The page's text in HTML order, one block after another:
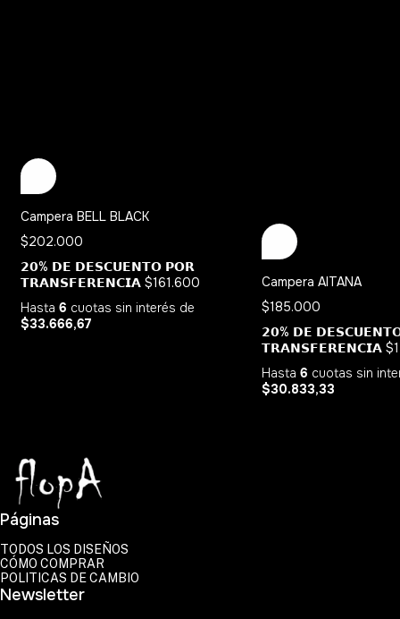
Campera BELL BLACK
$202.000
𝟮𝟬% 𝗗𝗘 𝗗𝗘𝗦𝗖𝗨𝗘𝗡𝗧𝗢 𝗣𝗢𝗥
𝗧𝗥𝗔𝗡𝗦𝗙𝗘𝗥𝗘𝗡𝗖𝗜𝗔 $161.600
Hasta 6 cuotas sin interés de
$33.666,67
Campera AITANA
$185.000
𝟮𝟬% 𝗗𝗘
𝗧𝗥𝗔𝗡𝗦𝗙𝗘𝗥𝗘𝗡𝗖𝗜𝗔
Hasta6 cuotas sin
$30.833,33
Páginas
TODOS LOS DISEÑOS
CÓMO COMPRAR
POLITICAS DE CAMBIO
Newsletter